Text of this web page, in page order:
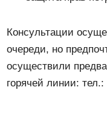
Консультации
очереди, но
осуществили
горячей линии: